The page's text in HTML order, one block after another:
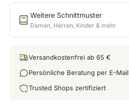
Weitere Schnittmuster
Damen, Herren, Kinder & mehr
Versandkostenfrei ab 65 €
Persönliche Beratung per E-Mail
Trusted Shops zertifiziert